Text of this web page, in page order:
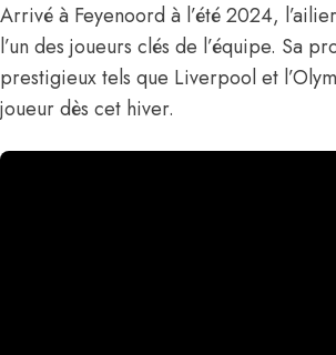
Arrivé à Feyenoord à l’été 2024,
l’un des joueurs clés de l’équipe. Sa
prestigieux tels que Liverpool et
joueur dès cet hiver.